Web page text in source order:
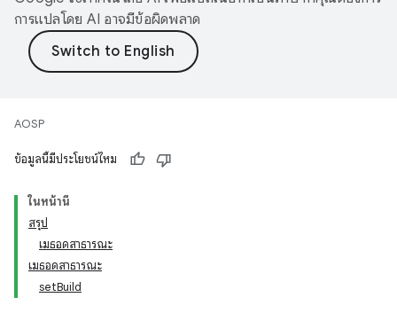
การแปลโดย AI อาจมีข้อผิดพลาด
AOSP
ข้อมูลนี้มีประโยชน์ไหม
ในหน้านี้
สรุป
เมธอดสาธารณะ
เมธอดสาธารณะ
setBuild